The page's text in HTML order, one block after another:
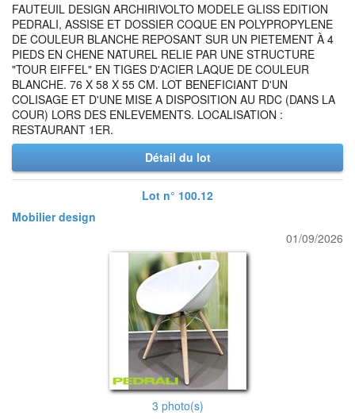
FAUTEUIL DESIGN ARCHIRIVOLTO MODELE GLISS EDITION
PEDRALI, ASSISE ET DOSSIER COQUE EN POLYPROPYLENE
DE COULEUR BLANCHE REPOSANT SUR UN PIETEMENT À 4
PIEDS EN CHENE NATUREL RELIE PAR UNE STRUCTURE
"TOUR EIFFEL" EN TIGES D'ACIER LAQUE DE COULEUR
BLANCHE. 76 X 58 X 55 CM. LOT BENEFICIANT D'UN
COLISAGE ET D'UNE MISE A DISPOSITION AU RDC (DANS LA
COUR) LORS DES ENLEVEMENTS. LOCALISATION :
RESTAURANT 1ER.
Détail du lot
Lot n° 100.12
Mobilier design
01/09/2026
3 photo(s)